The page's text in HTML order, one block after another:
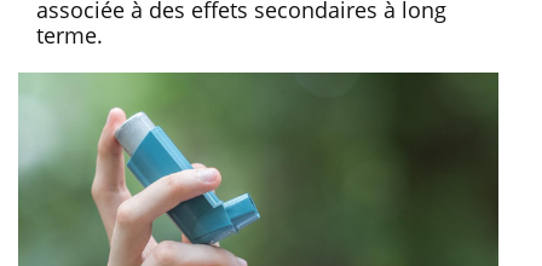
associée à des effets secondaires à long
terme.